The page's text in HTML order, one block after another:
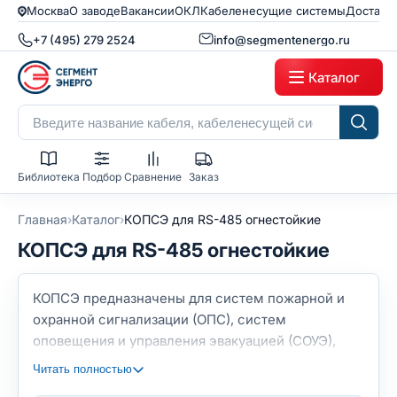
МоскваО заводеВакансииОКЛКабеленесущие системы
+7 (495) 279 2524 info@segmentenergo.ru
Каталог
Библиотека Подбор Сравнение Заказ
Главная›Каталог›КОПСЭ для RS-485 огнестойкие
КОПСЭ для RS-485 огнестойкие
КОПСЭ предназначены для систем пожарной и
охранной сигнализации (ОПС), систем
оповещения и управления эвакуацией (СОУЭ),
систем распределенного сбора и передачи
Читать полностью